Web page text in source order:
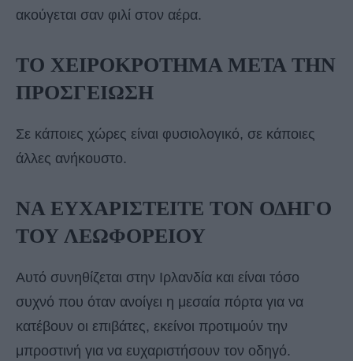
ακούγεται σαν φιλί στον αέρα.
ΤΟ ΧΕΙΡΟΚΡΟΤΗΜΑ ΜΕΤΑ ΤΗΝ
ΠΡΟΣΓΕΙΩΣΗ
Σε κάποιες χώρες είναι φυσιολογικό, σε κάποιες
άλλες ανήκουστο.
ΝΑ ΕΥΧΑΡΙΣΤΕΙΤΕ ΤΟΝ ΟΔΗΓΟ
ΤΟΥ ΛΕΩΦΟΡΕΙΟΥ
Αυτό συνηθίζεται στην Ιρλανδία και είναι τόσο
συχνό που όταν ανοίγει η μεσαία πόρτα για να
κατέβουν οι επιβάτες, εκείνοι προτιμούν την
μπροστινή για να ευχαριστήσουν τον οδηγό.